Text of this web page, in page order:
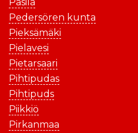
Pedersören kunta
Pieksämäki
Pielavesi
Pietarsaari
Pihtipudas
Pihtipuds
Piikkiö
Pirkanmaa